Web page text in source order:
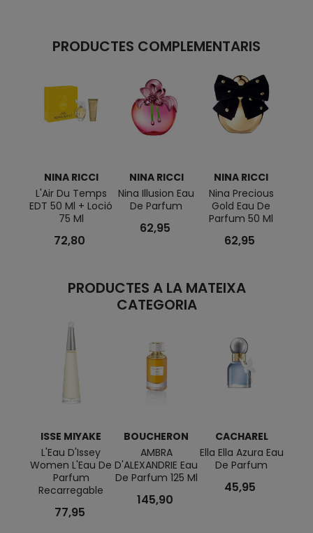
PRODUCTES COMPLEMENTARIS
NINA RICCI
L'Air Du Temps
EDT 50 Ml + Loció
75 Ml
72,80
NINA RICCI
Nina Illusion Eau
De Parfum
62,95
NINA RICCI
Nina Precious
Gold Eau De
Parfum 50 Ml
62,95
PRODUCTES A LA MATEIXA
CATEGORIA
ISSE MIYAKE
L'Eau D'Issey
Women L'Eau De
Parfum
Recarregable
77,95
BOUCHERON
AMBRA
D'ALEXANDRIE Eau
De Parfum 125 Ml
145,90
CACHAREL
Ella Ella Azura Eau
De Parfum
45,95